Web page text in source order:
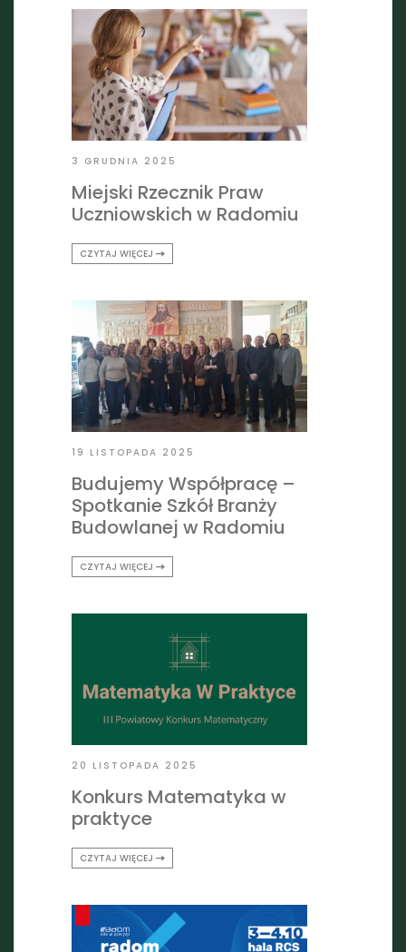
3 GRUDNIA 2025
Miejski Rzecznik Praw
Uczniowskich w Radomiu
CZYTAJ WIĘCEJ
19 LISTOPADA 2025
Budujemy Współpracę –
Spotkanie Szkół Branży
Budowlanej w Radomiu
CZYTAJ WIĘCEJ
20 LISTOPADA 2025
Konkurs Matematyka w
praktyce
CZYTAJ WIĘCEJ